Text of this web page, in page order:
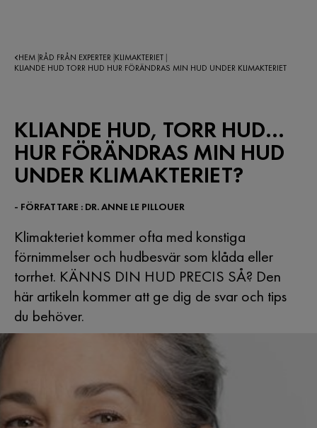
HEM RÅD FRÅN EXPERTER KLIMAKTERIET
KLIANDE HUD TORR HUD HUR FÖRÄNDRAS MIN HUD UNDER KLIMAKTERIET
KLIANDE HUD, TORR HUD...
HUR FÖRÄNDRAS MIN HUD
UNDER KLIMAKTERIET?
Klimakteriet kommer ofta med konstiga
förnimmelser och hudbesvär som klåda eller
torrhet. KÄNNS DIN HUD PRECIS SÅ? Den
här artikeln kommer att ge dig de svar och tips
du behöver.
- FÖRFATTARE : DR. ANNE LE PILLOUER